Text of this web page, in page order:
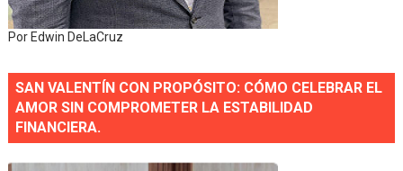
Por Edwin DeLaCruz
SAN VALENTÍN CON PROPÓSITO: CÓMO CELEBRAR EL
AMOR SIN COMPROMETER LA ESTABILIDAD
FINANCIERA.